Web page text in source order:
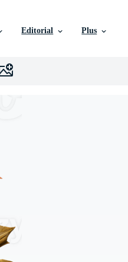
Editorial Plus